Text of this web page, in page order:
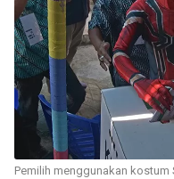
Pemilih menggunakan